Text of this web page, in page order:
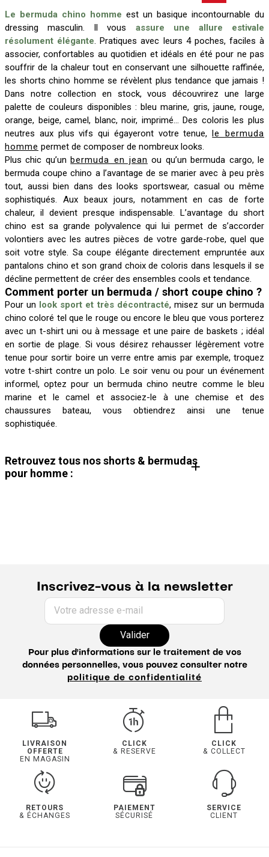
Le bermuda chino homme est un basique incontournable du
dressing masculin. Il vous assure une allure estivale
résolument élégante . Pratiques avec leurs 4 poches, faciles à
associer, confortables au quotidien et idéals en été pour ne pas
souffrir de la chaleur tout en conservant une silhouette raffinée,
les shorts chino homme se révèlent plus tendance que jamais !
Dans notre collection en stock, vous découvrirez une large
palette de couleurs disponibles : bleu marine, gris, jaune, rouge,
orange, beige, camel, blanc, noir, imprimé… Des coloris les plus
neutres aux plus vifs qui égayeront votre tenue,le bermuda
homme permet de composer de nombreux looks.
Plus chic qu’unbermuda en jean ou qu’un bermuda cargo, le
bermuda coupe chino a l’avantage de se marier avec à peu près
tout, aussi bien dans des looks sportswear, casual ou même
sophistiqués. Aux beaux jours, notamment en cas de forte
chaleur, il devient presque indispensable. L’avantage du short
chino est sa grande polyvalence qui lui permet de s’accorder
volontiers avec les autres pièces de votre garde-robe, quel que
soit votre style. Sa coupe élégante directement empruntée aux
pantalons chino et son grand choix de coloris dans lesquels il se
décline permettent de créer des ensembles cools et tendance.
Comment porter un bermuda / short coupe chino ?
Pour un look sport et très décontracté, misez sur un bermuda
chino coloré tel que le rouge ou encore le bleu que vous porterez
avec un t-shirt uni ou à message et une paire de baskets ; idéal
en sortie de plage. Si vous désirez rehausser légèrement votre
tenue pour sortir boire un verre entre amis par exemple, troquez
votre t-shirt contre un polo. Le soir venu ou pour un événement
informel, optez pour un bermuda chino neutre comme le bleu
marine et le camel et associez-le à une chemise et des
chaussures bateau, vous obtiendrez ainsi une tenue
sophistiquée.
Retrouvez tous nos shorts & bermudas
pour homme :
Inscrivez-vous à la newsletter
Votre adresse e-mail
Valider
Pour plus d'informations sur le traitement de vos
données personnelles, vous pouvez consulter notre
politique de confidentialité
LIVRAISON
OFFERTE
EN MAGASIN
CLICK
& RESERVE
CLICK
& COLLECT
RETOURS
& ÉCHANGES
PAIEMENT
SÉCURISÉ
SERVICE
CLIENT